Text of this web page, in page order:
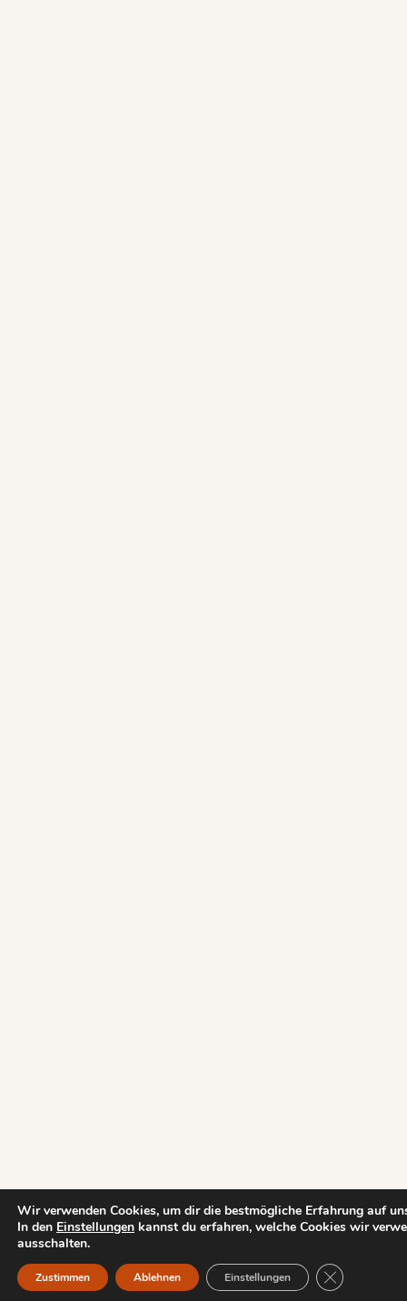
Wir verwenden Cookies, um dir die bestmögliche Erfahrung auf
In den Einstellungen kannst du erfahren, welche Cookies wir
ausschalten.
Zustimmen Ablehnen Einstellungen GDPR